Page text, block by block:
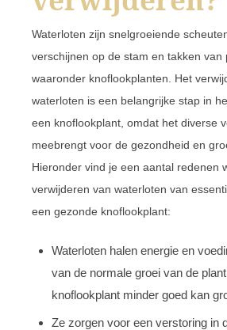
Waterloten zijn snelgroeiende
verschijnen op de stam en takken van
waaronder knoflookplanten. Het
waterloten is een belangrijke stap in
een knoflookplant, omdat het diverse
meebrengt voor de gezondheid en
Hieronder vind je een aantal redenen
verwijderen van waterloten van
een gezonde knoflookplant:
Waterloten halen energie en
van de normale groei van de
knoflookplant minder goed kan
Ze zorgen voor een verstoring in